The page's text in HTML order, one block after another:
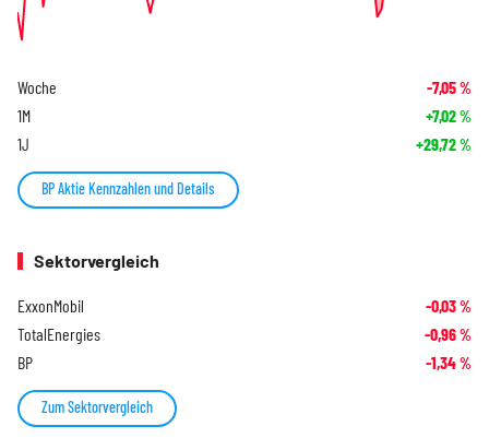
Woche -7,05%
1M +7,02%
1J +29,72%
BP Aktie Kennzahlen und Details
Sektorvergleich
ExxonMobil -0,03%
TotalEnergies -0,96%
BP -1,34%
Zum Sektorvergleich